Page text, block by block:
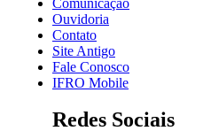
Ouvidoria
Contato
Site Antigo
Fale Conosco
IFRO Mobile
Redes Sociais